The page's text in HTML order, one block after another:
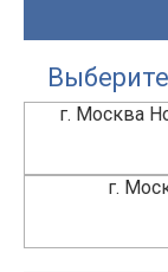
г. Москва
г.